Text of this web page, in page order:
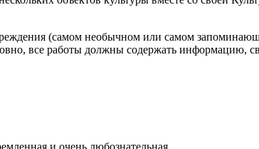
(самом необычном или самом
все работы должны содержать информацию,
и очень любознательная.